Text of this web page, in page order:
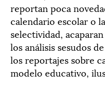
reportan poca
calendario escolar o
selectividad,
los análisis sesudos
los reportajes sobre
modelo educativo,